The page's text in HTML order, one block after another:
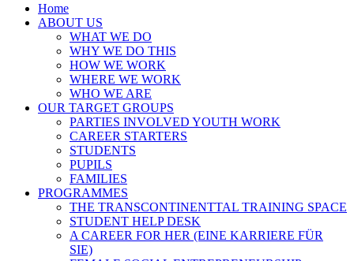
Home
ABOUT US
WHAT WE DO
WHY WE DO THIS
HOW WE WORK
WHERE WE WORK
WHO WE ARE
OUR TARGET GROUPS
PARTIES INVOLVED YOUTH WORK
CAREER STARTERS
STUDENTS
PUPILS
FAMILIES
PROGRAMMES
THE TRANSCONTINENTTAL TRAINING SPACE
STUDENT HELP DESK
A CAREER FOR HER (EINE KARRIERE FÜR
SIE)